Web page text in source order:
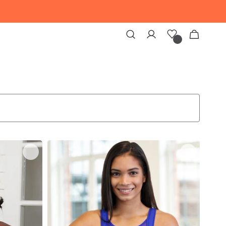
Colours of Motsi
Blogger Favoriten
Wunschliste
Warenkorb
0
Sport-